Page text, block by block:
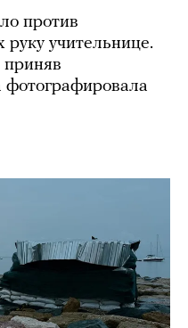
против
учительнице.
приняв
фотографировала